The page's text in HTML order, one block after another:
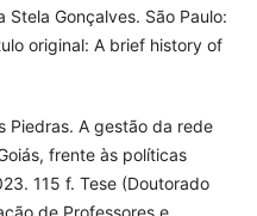
Gonçalves. São Paulo:
original: A brief history of
Piedras. A gestão da rede
frente às políticas
115 f. Tese (Doutorado